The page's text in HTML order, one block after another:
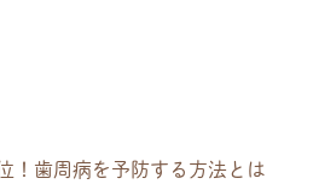
！歯周病を予防する方法とは